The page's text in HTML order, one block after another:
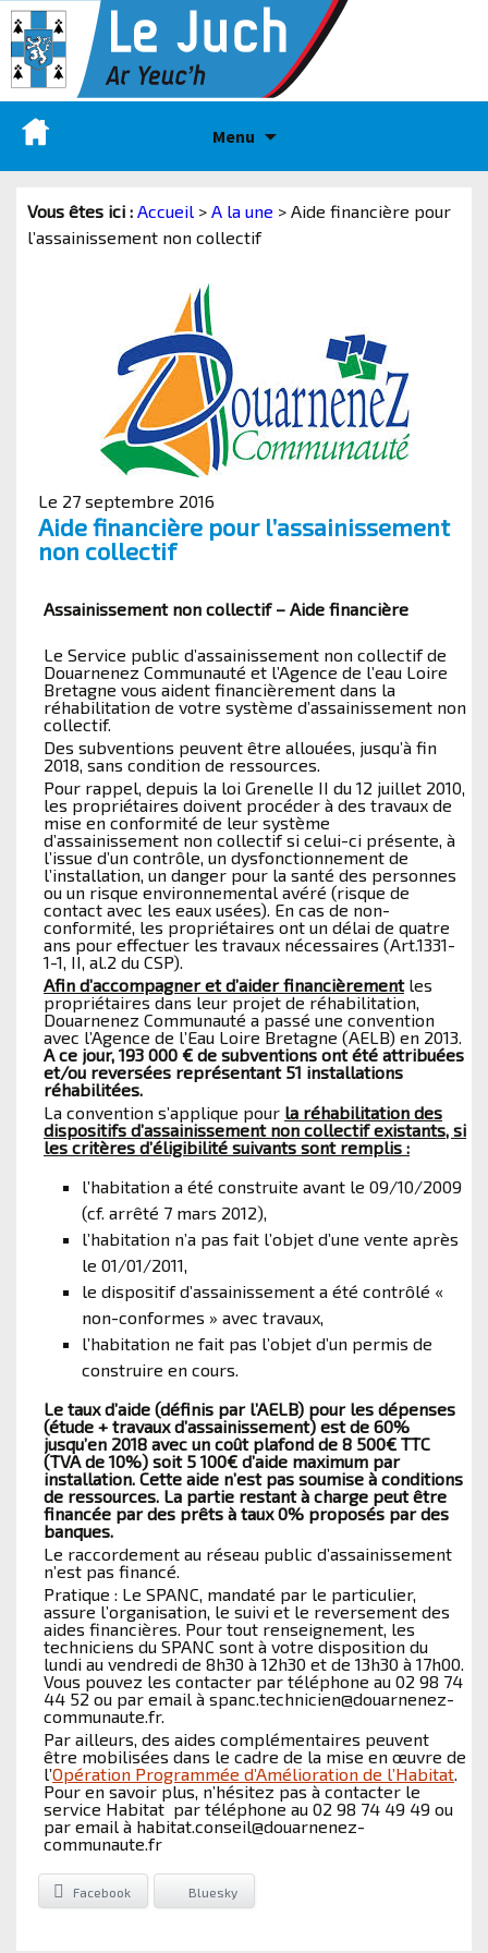
Menu
Vous êtes ici : Accueil > A la une > Aide financière pour
l’assainissement non collectif
Le 27 septembre 2016
Aide financière pour l’assainissement
non collectif
Assainissement non collectif – Aide financière
Le Service public d’assainissement non collectif de
Douarnenez Communauté et l’Agence de l’eau Loire
Bretagne vous aident financièrement dans la
réhabilitation de votre système d’assainissement non
collectif.
Des subventions peuvent être allouées, jusqu’à fin
2018, sans condition de ressources.
Pour rappel, depuis la loi Grenelle II du 12 juillet 2010,
les propriétaires doivent procéder à des travaux de
mise en conformité de leur système
d’assainissement non collectif si celui-ci présente, à
l’issue d’un contrôle, un dysfonctionnement de
l’installation, un danger pour la santé des personnes
ou un risque environnemental avéré (risque de
contact avec les eaux usées). En cas de non-
conformité, les propriétaires ont un délai de quatre
ans pour effectuer les travaux nécessaires (Art.1331-
1-1, II, al.2 du CSP).
Afin d’accompagner et d’aider financièrementles
propriétaires dans leur projet de réhabilitation,
Douarnenez Communauté a passé une convention
avec l’Agence de l’Eau Loire Bretagne (AELB) en 2013.
A ce jour, 193 000 € de subventions ont été attribuées
et/ou reversées représentant 51 installations
réhabilitées.
La convention s’applique pour la réhabilitation des
dispositifs d’assainissement non collectif existants, si
les critères d’éligibilité suivants sont remplis :
l’habitation a été construite avant le 09/10/2009
(cf. arrêté 7 mars 2012),
l’habitation n’a pas fait l’objet d’une vente après
le 01/01/2011,
le dispositif d’assainissement a été contrôlé «
non-conformes » avec travaux,
l’habitation ne fait pas l’objet d’un permis de
construire en cours.
Le taux d’aide (définis par l’AELB) pour les dépenses
(étude + travaux d’assainissement) est de 60%
jusqu’en 2018 avec un coût plafond de 8 500€ TTC
(TVA de 10%) soit 5 100€ d’aide maximum par
installation. Cette aide n’est pas soumise à conditions
de ressources. La partie restant à charge peut être
financée par des prêts à taux 0% proposés par des
banques.
Le raccordement au réseau public d’assainissement
n’est pas financé.
Pratique : Le SPANC, mandaté par le particulier,
assure l’organisation, le suivi et le reversement des
aides financières. Pour tout renseignement, les
techniciens du SPANC sont à votre disposition du
lundi au vendredi de 8h30 à 12h30 et de 13h30 à 17h00.
Vous pouvez les contacter par téléphone au 02 98 74
44 52 ou par email à spanc.technicien@douarnenez-
communaute.fr.
Par ailleurs, des aides complémentaires peuvent
être mobilisées dans le cadre de la mise en œuvre de
l’Opération Programmée d’Amélioration de l’Habitat.
Pour en savoir plus, n’hésitez pas à contacter le
service Habitat par téléphone au 02 98 74 49 49 ou
par email à habitat.conseil@douarnenez-
communaute.fr
Facebook Bluesky